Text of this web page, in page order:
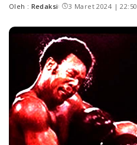
Oleh : Redaksi 3 Maret 2024 | 22:50